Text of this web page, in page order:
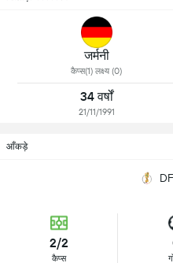
जर्मनी
कैप्स(1) लक्ष्य (0)
34 वर्षों
21/11/1991
आँकड़े
2/2
कैप्स